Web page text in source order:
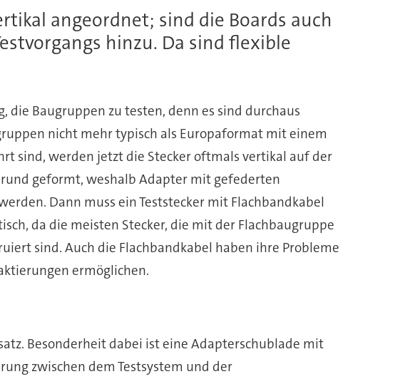
angeordnet; sind die Boards auch
hinzu. Da sind flexible
Baugruppen zu testen, denn es sind durchaus
nicht mehr typisch als Europaformat mit einem
sind, werden jetzt die Stecker oftmals vertikal auf der
geformt, weshalb Adapter mit gefederten
Dann muss ein Teststecker mit Flachbandkabel
da die meisten Stecker, die mit der Flachbaugruppe
sind. Auch die Flachbandkabel haben ihre Probleme
ermöglichen.
Besonderheit dabei ist eine Adapterschublade mit
zwischen dem Testsystem und der